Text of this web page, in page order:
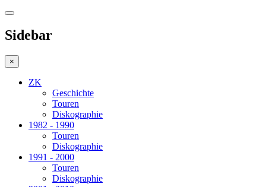
Sidebar
×
ZK
Geschichte
Touren
Diskographie
1982 - 1990
Touren
Diskographie
1991 - 2000
Touren
Diskographie